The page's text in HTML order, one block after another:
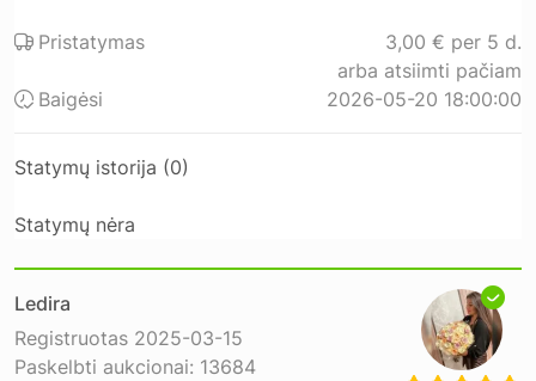
Pristatymas
3,00 € per 5 d.
arba atsiimti pačiam
Baigėsi
2026-05-20 18:00:00
Statymų istorija (0)
Statymų nėra
Ledira
Registruotas 2025-03-15
Paskelbti aukcionai: 13684